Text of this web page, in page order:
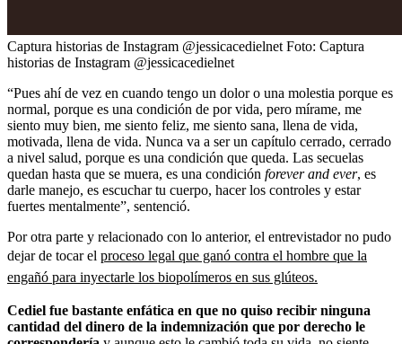
Captura historias de Instagram @jessicacedielnet Foto: Captura
historias de Instagram @jessicacedielnet
“Pues ahí de vez en cuando tengo un dolor o una molestia porque es
normal, porque es una condición de por vida, pero mírame, me
siento muy bien, me siento feliz, me siento sana, llena de vida,
motivada, llena de vida. Nunca va a ser un capítulo cerrado, cerrado
a nivel salud, porque es una condición que queda. Las secuelas
quedan hasta que se muera, es una condición forever and ever, es
darle manejo, es escuchar tu cuerpo, hacer los controles y estar
fuertes mentalmente”, sentenció.
Por otra parte y relacionado con lo anterior, el entrevistador no pudo
dejar de tocar el proceso legal que ganó contra el hombre que la
engañó para inyectarle los biopolímeros en sus glúteos.
Cediel fue bastante enfática en que no quiso recibir ninguna
cantidad del dinero de la indemnización que por derecho le